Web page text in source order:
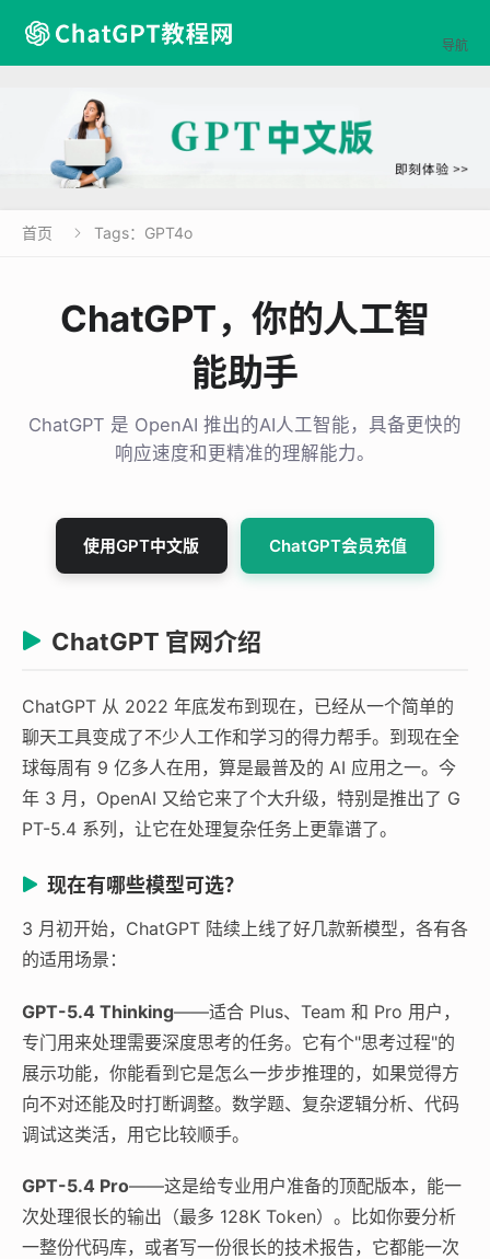
导航
首页  Tags：GPT4o
ChatGPT，你的人工智
能助手
ChatGPT 是 OpenAI 推出的AI人工智能，具备更快的
响应速度和更精准的理解能力。
使用GPT中文版 ChatGPT会员充值
ChatGPT 官网介绍
ChatGPT 从 2022 年底发布到现在，已经从一个简单的
聊天工具变成了不少人工作和学习的得力帮手。到现在全
球每周有 9 亿多人在用，算是最普及的 AI 应用之一。今
年 3 月，OpenAI 又给它来了个大升级，特别是推出了 G
PT-5.4 系列，让它在处理复杂任务上更靠谱了。
现在有哪些模型可选？
3 月初开始，ChatGPT 陆续上线了好几款新模型，各有各
的适用场景：
GPT-5.4 Thinking——适合 Plus、Team 和 Pro 用户，
专门用来处理需要深度思考的任务。它有个"思考过程"的
展示功能，你能看到它是怎么一步步推理的，如果觉得方
向不对还能及时打断调整。数学题、复杂逻辑分析、代码
调试这类活，用它比较顺手。
GPT-5.4 Pro——这是给专业用户准备的顶配版本，能一
次处理很长的输出（最多 128K Token）。比如你要分析
一整份代码库，或者写一份很长的技术报告，它都能一次